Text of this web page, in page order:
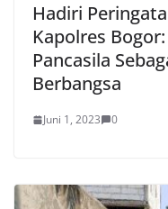
Hadiri
Kapolres
Pancasila
Berbangsa
Juni 1, 2023 0